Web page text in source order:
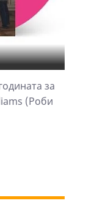
за
(Роби